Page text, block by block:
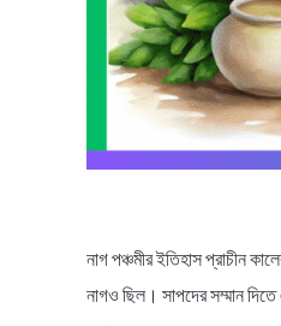
নাগ পঞ্চমীর ইতিহাস প্রাচীন
নাগও ছিল। সাপদের সম্মান